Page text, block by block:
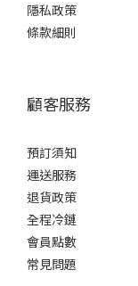
(2)
700ml
900ml
(2)
酒
精
度%
隱私政策
條款細則
顧客服務
預訂須知
運送服務
退貨政策
全程冷鏈
會員點數
常見問題